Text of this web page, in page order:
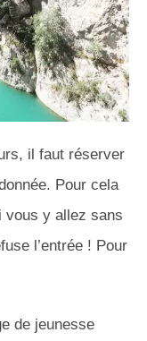
il faut réserver
Pour cela
vous y allez sans
l’entrée ! Pour
de jeunesse